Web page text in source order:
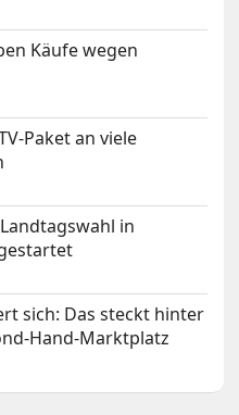
Käufe wegen
Paket an viele
in
sich: Das steckt hinter
Hand-Marktplatz